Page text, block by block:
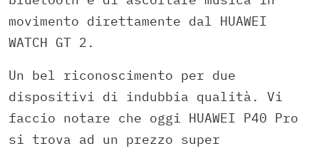
movimento direttamente dal HUAWEI
WATCH GT 2.
Un bel riconoscimento per due
dispositivi di indubbia qualità. Vi
faccio notare che oggi HUAWEI P40 Pro
si trova ad un prezzo super